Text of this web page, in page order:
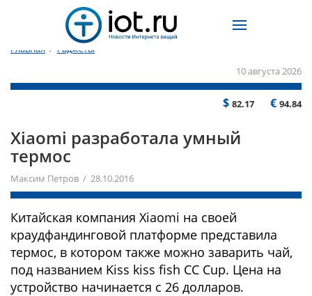
Главная / Гаджеты
10 августа 2026
$ 82.17 € 94.84
Xiaomi разработала умный
термос
Максим Петров / 28.10.2016
Китайская компания Xiaomi на своей
краудфандинговой платформе представила
термос, в котором также можно заварить чай,
под названием Kiss kiss fish CC Cup. Цена на
устройство начинается с 26 долларов.